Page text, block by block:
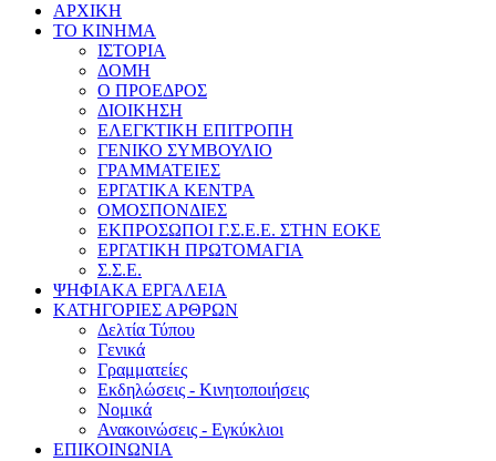
ΑΡΧΙΚΗ
ΤΟ ΚΙΝΗΜΑ
ΙΣΤΟΡΙΑ
ΔΟΜΗ
Ο ΠΡΟΕΔΡΟΣ
ΔΙΟΙΚΗΣΗ
ΕΛΕΓΚΤΙΚΗ ΕΠΙΤΡΟΠΗ
ΓΕΝΙΚΟ ΣΥΜΒΟΥΛΙΟ
ΓΡΑΜΜΑΤΕΙΕΣ
ΕΡΓΑΤΙΚΑ ΚΕΝΤΡΑ
ΟΜΟΣΠΟΝΔΙΕΣ
ΕΚΠΡΟΣΩΠΟΙ Γ.Σ.Ε.Ε. ΣΤΗΝ ΕΟΚΕ
ΕΡΓΑΤΙΚΗ ΠΡΩΤΟΜΑΓΙΑ
Σ.Σ.Ε.
ΨΗΦΙΑΚΑ ΕΡΓΑΛΕΙΑ
ΚΑΤΗΓΟΡΙΕΣ ΑΡΘΡΩΝ
Δελτία Τύπου
Γενικά
Γραμματείες
Εκδηλώσεις - Κινητοποιήσεις
Νομικά
Ανακοινώσεις - Εγκύκλιοι
ΕΠΙΚΟΙΝΩΝΙΑ